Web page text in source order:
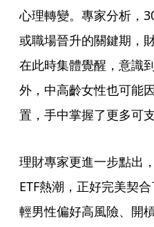
心理轉變。專家分析，
或職場晉升的關鍵期，
在此時集體覺醒，意識
外，中高齡女性也可能
置，手中掌握了更多可
理財專家更進一步點出
ETF熱潮，正好完美契
輕男性偏好高風險、開